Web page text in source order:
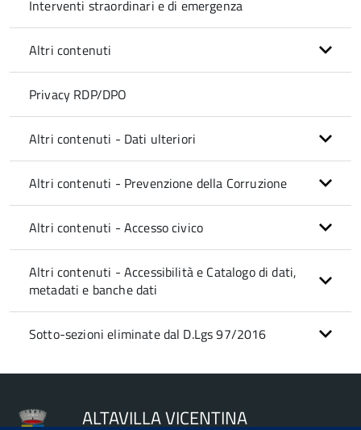
Interventi straordinari e di emergenza
Altri contenuti
Privacy RDP/DPO
Altri contenuti - Dati ulteriori
Altri contenuti - Prevenzione della Corruzione
Altri contenuti - Accesso civico
Altri contenuti - Accessibilità e Catalogo di dati,
metadati e banche dati
Sotto-sezioni eliminate dal D.Lgs 97/2016
ALTAVILLA VICENTINA